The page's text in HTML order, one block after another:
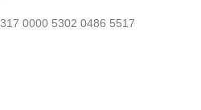
0000 5302 0486 5517